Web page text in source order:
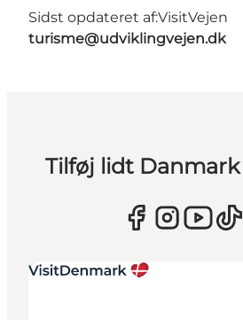
Sidst opdateret af:VisitVejen
turisme@udviklingvejen.dk
Tilføj lidt